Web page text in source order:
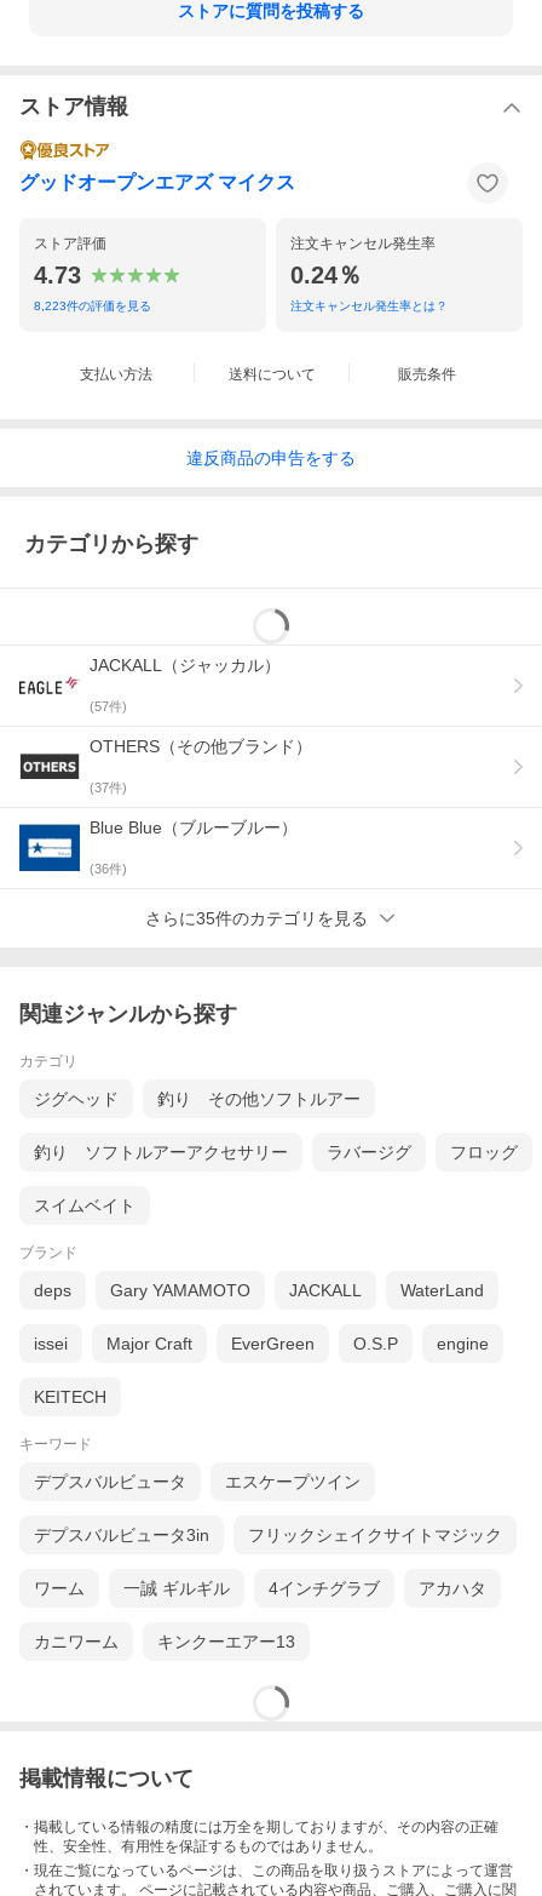
ストアに質問を投稿する
ストア情報
グッドオープンエアズ マイクス
ストア評価
4.73
8,223件の評価を見る
注文キャンセル発生率
0.24％
注文キャンセル発生率とは？
支払い方法 送料について 販売条件
違反商品の申告をする
カテゴリから探す
JACKALL（ジャッカル）
(57件)
OTHERS（その他ブランド）
(37件)
Blue Blue（ブルーブルー）
(36件)
さらに35件のカテゴリを見る
関連ジャンルから探す
カテゴリ
ジグヘッド 釣り その他ソフトルアー
釣り ソフトルアーアクセサリー ラバージグ フロッグ
スイムベイト
ブランド
deps Gary YAMAMOTO JACKALL WaterLand
issei Major Craft EverGreen O.S.P engine
KEITECH
キーワード
デプスバルビュータ エスケープツイン
デプスバルビュータ3in フリックシェイクサイトマジック
ワーム 一誠 ギルギル 4インチグラブ アカハタ
カニワーム キンクーエアー13
掲載情報について
・掲載している情報の精度には万全を期しておりますが、その内容の正確
性、安全性、有用性を保証するものではありません。
・現在ご覧になっているページは、この商品を取り扱うストアによって運営
されています。 ページに記載されている内容や商品、ご購入 、ご購入に関